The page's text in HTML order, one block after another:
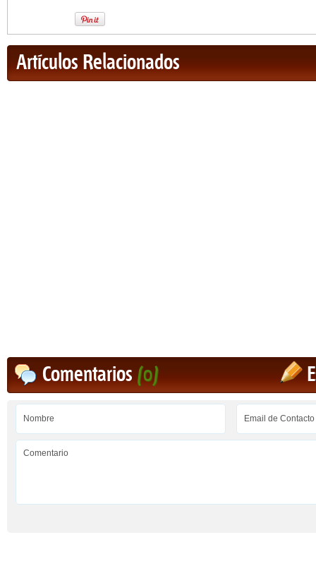
Artículos Relacionados
Comentarios(0)